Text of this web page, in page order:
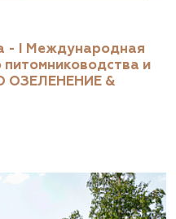
- I Международная
и
ОЗЕЛЕНЕНИЕ &